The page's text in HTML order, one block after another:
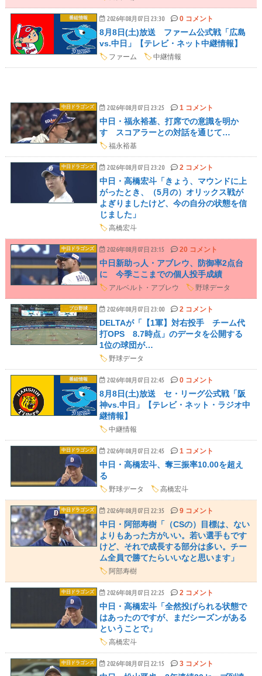
番組情報 2026年08月07日 23:30 0 コメント
8月8日(土)放送 ファーム公式戦「広島
vs.中日」【テレビ・ネット中継情報】
🏷️ ファーム 🏷️中継情報
中日ドラゴンズ 2026年08月07日 23:25 1 コメント
中日・福永裕基、打席での意識を明か
す スコアラーとの対話を通じて…
🏷️福永裕基
中日ドラゴンズ 2026年08月07日 23:20 2 コメント
中日・高橋宏斗「きょう、マウンドに上
がったとき、（5月の）オリックス戦が
よぎりましたけど、今の自分の状態を信
じました」
🏷️高橋宏斗
中日ドラゴンズ 2026年08月07日 23:15 20 コメント
中日新助っ人・アブレウ、防御率2点台
に 今季ここまでの個人投手成績
🏷️ アルベルト・アブレウ 🏷️ 野球データ
プロ野球 2026年08月07日 23:00 2 コメント
DELTAが「【1軍】対右投手 チーム代
打OPS 8.7時点」のデータを公開する
1位の球団が…
🏷️野球データ
番組情報 2026年08月07日 22:45 0 コメント
8月8日(土)放送 セ・リーグ公式戦「阪
神vs.中日」【テレビ・ネット・ラジオ中
継情報】
🏷️中継情報
中日ドラゴンズ 2026年08月07日 22:45 1 コメント
中日・高橋宏斗、奪三振率10.00を超え
る
🏷️野球データ 🏷️高橋宏斗
中日ドラゴンズ 2026年08月07日 22:35 9 コメント
中日・阿部寿樹「（CSの）目標は、ない
よりもあった方がいい。若い選手もです
けど、それで成長する部分は多い。チー
ム全員で勝てたらいいなと思います」
🏷️ 阿部寿樹
中日ドラゴンズ 2026年08月07日 22:25 2 コメント
中日・高橋宏斗「全然投げられる状態で
はあったのですが、まだシーズンがある
ということで」
🏷️高橋宏斗
中日ドラゴンズ 2026年08月07日 22:15 3 コメント